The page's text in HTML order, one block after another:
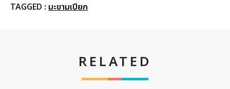
TAGGED : มะขามเปียก
RELATED